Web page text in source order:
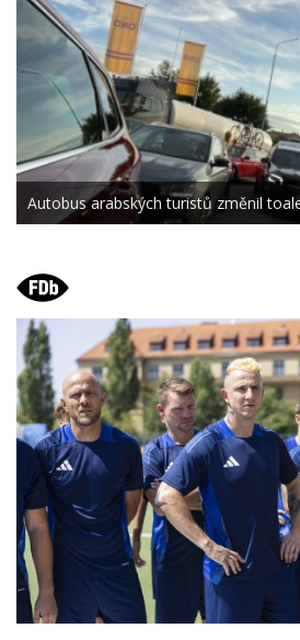
Autobus arabských turistů změnil